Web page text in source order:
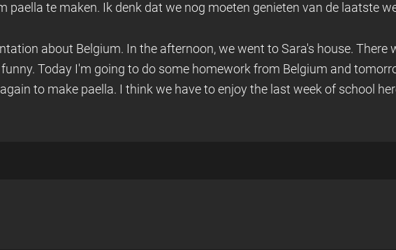
paella te maken. Ik denk dat we nog moeten genieten van de laatste
about Belgium. In the afternoon, we went to Sara's house. There
Today I'm going to do some homework from Belgium and
to make paella. I think we have to enjoy the last week of school